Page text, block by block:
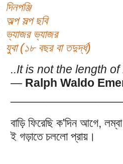
দিনপঞ্জি
অল্প সল্প ছবি
ভ্যাজর ভ্যাজর
যুবা (১৮ বছর বা তদুর্দ্ধ)
..It is not the length
― Ralph Waldo
বাড়ি ফিরেছি ক'দিন আগে,
ই গড়াতে চললো প্রায়।